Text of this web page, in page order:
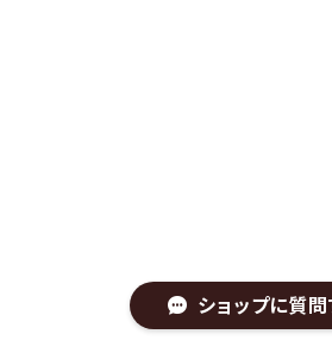
ショップに質問